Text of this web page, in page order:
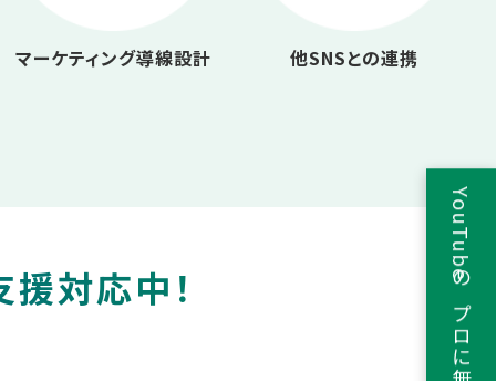
マーケティング導線設計 他SNSとの連携
対応中！ YouTubeのプロに無料相談